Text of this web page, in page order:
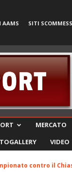
AAMS SITI
MERCATO
VIDEO
contro il